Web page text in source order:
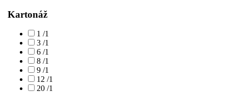
Kartonáž
1 /1
3 /1
6 /1
8 /1
9 /1
12 /1
20 /1